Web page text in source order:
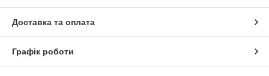
Доставка та оплата
Графік роботи